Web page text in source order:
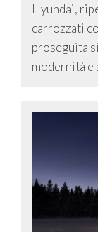
Hyundai,
carrozzati
proseguita
modernità